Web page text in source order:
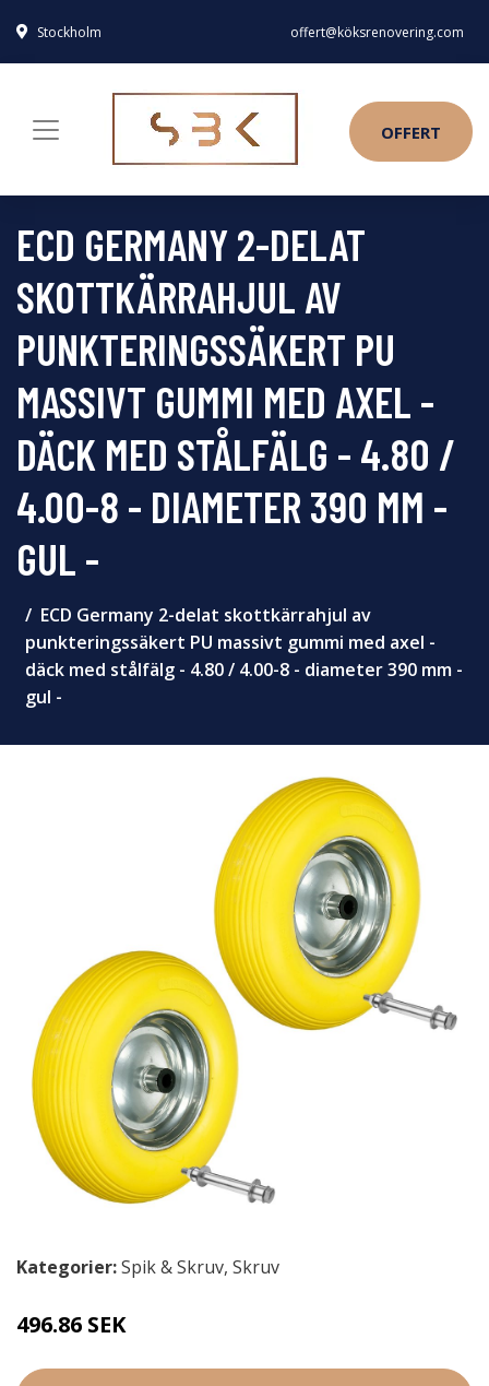
Stockholm offert@köksrenovering.com
OFFERT
ECD GERMANY 2-DELAT
SKOTTKÄRRAHJUL AV
PUNKTERINGSSÄKERT PU
MASSIVT GUMMI MED AXEL -
DÄCK MED STÅLFÄLG - 4.80 /
4.00-8 - DIAMETER 390 MM -
GUL -
ECD Germany 2-delat skottkärrahjul av
punkteringssäkert PU massivt gummi med axel -
däck med stålfälg - 4.80 / 4.00-8 - diameter 390 mm -
gul -
Kategorier:Spik & Skruv, Skruv
496.86 SEK